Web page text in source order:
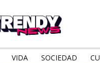
VIDA SOCIEDAD